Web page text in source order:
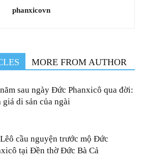
phanxicovn
MORE FROM AUTHOR
sau ngày Đức Phanxicô qua đời:
giá di sản của ngài
cầu nguyện trước mộ Đức
tại Đền thờ Đức Bà Cả